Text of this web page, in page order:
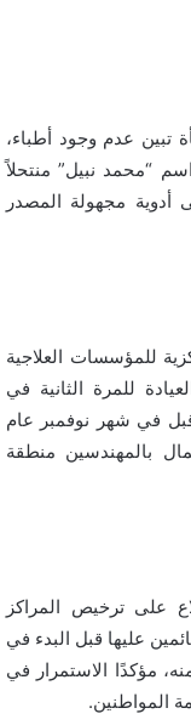
تبين عدم وجود أطباء،
“محمد نبيل” منتحلاً
مجهولة المصدر
للمؤسسات العلاجية
للمرة الثانية في
قبل في شهر نوفمبر عام
بالمهندسين منطقة
على ترخيص المراكز
عليها قبل البدء في
مؤكدًا الاستمرار في
المواطنين.